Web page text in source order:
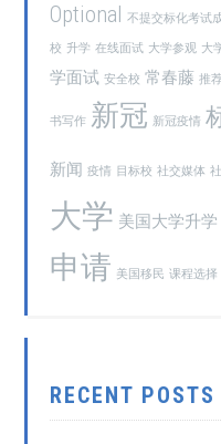
Optional 不提交标化考试
校 升学 在线面试 大学参观 大
学面试 安全校 常春藤 推
书写作 新冠 新冠疫情
新闻 疫情 目标校 社交媒体
大学 美国大学升学
申请 美国移民 课程选择
RECENT POSTS